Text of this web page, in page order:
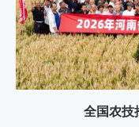
全国农技